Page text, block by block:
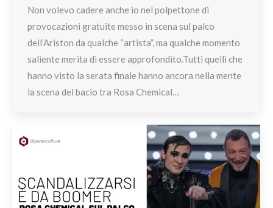
Non volevo cadere anche io nel polpettone di
provocazioni gratuite messo in scena sul palco
dell’Ariston da qualche “artista”, ma qualche momento
saliente merita di essere approfondito.Tutti quelli che
hanno visto la serata finale hanno ancora nella mente
la scena del bacio tra Rosa Chemical…